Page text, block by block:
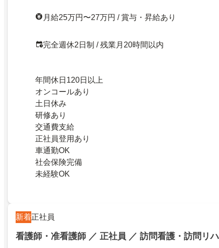
月給25万円〜27万円 / 賞与・昇給あり
完全週休2日制 / 残業月20時間以内
年間休日120日以上
オンコールあり
土日休み
研修あり
交通費支給
正社員登用あり
車通勤OK
社会保険完備
未経験OK
新着正社員
看護師・准看護師 ／ 正社員 ／ 訪問看護・訪問リハ